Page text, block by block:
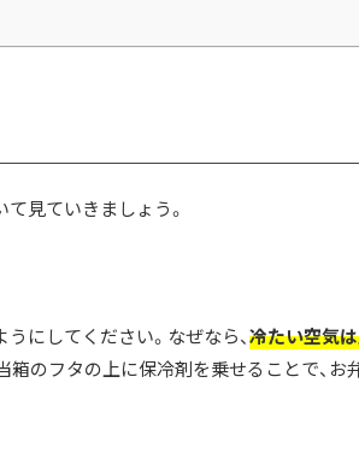
見ていきましょう。
にしてください。なぜなら、冷たい空気
箱のフタの上に保冷剤を乗せることで、お